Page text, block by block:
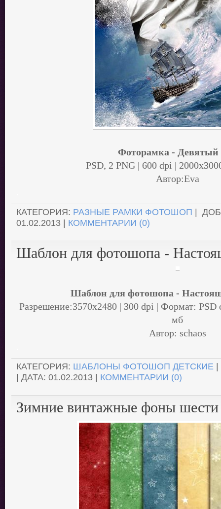
Фоторамка - Девятый
PSD, 2 PNG | 600 dpi |
Автор:Eva
КАТЕГОРИЯ: РАЗНЫЕ РАМКИ ФОТОШОП |
01.02.2013 | КОММЕНТАРИИ (0)
Шаблон для фотошопа -
Шаблон для фотошопа -
Разрешение:3570х2480 | 300 dpi | Формат: PSD
мб
Автор: schaos
КАТЕГОРИЯ: ШАБЛОНЫ ФОТОШОП ДЕТСКИЕ
| ДАТА: 01.02.2013 | КОММЕНТАРИИ (0)
Зимние винтажные фоны шести